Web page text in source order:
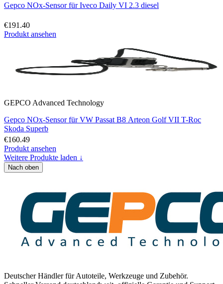
Gepco NOx-Sensor für Iveco Daily VI 2.3 diesel
€191.40
Produkt ansehen
GEPCO Advanced Technology
Gepco NOx-Sensor für VW Passat B8 Arteon Golf VII T-Roc
Skoda Superb
€160.49
Produkt ansehen
Weitere Produkte laden ↓
Nach oben
Deutscher Händler für Autoteile, Werkzeuge und Zubehör.